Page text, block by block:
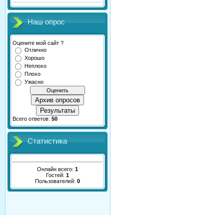
Наш опрос
Оцените мой сайт ?
Отлично
Хорошо
Неплохо
Плохо
Ужасно
Архив опросов
Результаты
Всего ответов: 50
Статистика
Онлайн всего: 1
Гостей: 1
Пользователей: 0